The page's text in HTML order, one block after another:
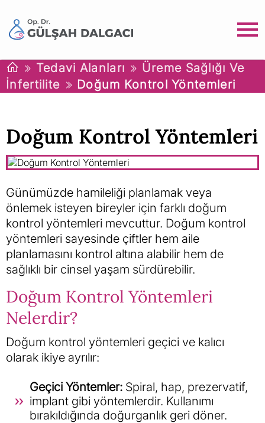
Tedavi Alanları
Üreme Sağlığı Ve
İnfertilite
Doğum Kontrol Yöntemleri
Doğum Kontrol Yöntemleri
Günümüzde hamileliği planlamak veya
önlemek isteyen bireyler için farklı doğum
kontrol yöntemleri mevcuttur. Doğum kontrol
yöntemleri sayesinde çiftler hem aile
planlamasını kontrol altına alabilir hem de
sağlıklı bir cinsel yaşam sürdürebilir.
Doğum Kontrol Yöntemleri
Nelerdir?
Doğum kontrol yöntemleri geçici ve kalıcı
olarak ikiye ayrılır:
Geçici Yöntemler: Spiral, hap, prezervatif,
implant gibi yöntemlerdir. Kullanımı
bırakıldığında doğurganlık geri döner.